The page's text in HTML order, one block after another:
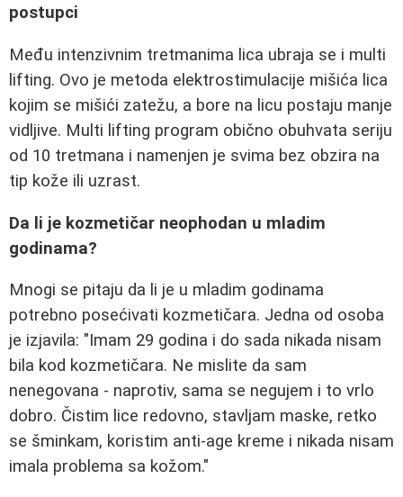
postupci
Među intenzivnim tretmanima lica ubraja se i multi
lifting. Ovo je metoda elektrostimulacije mišića lica
kojim se mišići zatežu, a bore na licu postaju manje
vidljive. Multi lifting program obično obuhvata seriju
od 10 tretmana i namenjen je svima bez obzira na
tip kože ili uzrast.
Da li je kozmetičar neophodan u mladim
godinama?
Mnogi se pitaju da li je u mladim godinama
potrebno posećivati kozmetičara. Jedna od osoba
je izjavila: "Imam 29 godina i do sada nikada nisam
bila kod kozmetičara. Ne mislite da sam
nenegovana - naprotiv, sama se negujem i to vrlo
dobro. Čistim lice redovno, stavljam maske, retko
se šminkam, koristim anti-age kreme i nikada nisam
imala problema sa kožom."